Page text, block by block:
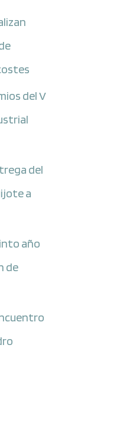
del V
del
a
año
de